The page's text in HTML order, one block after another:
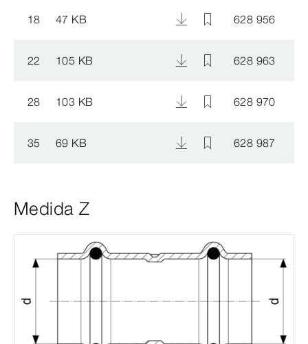
18 47 KB 628 956
22 105 KB 628 963
28 103 KB 628 970
35 69 KB 628 987
Medida Z